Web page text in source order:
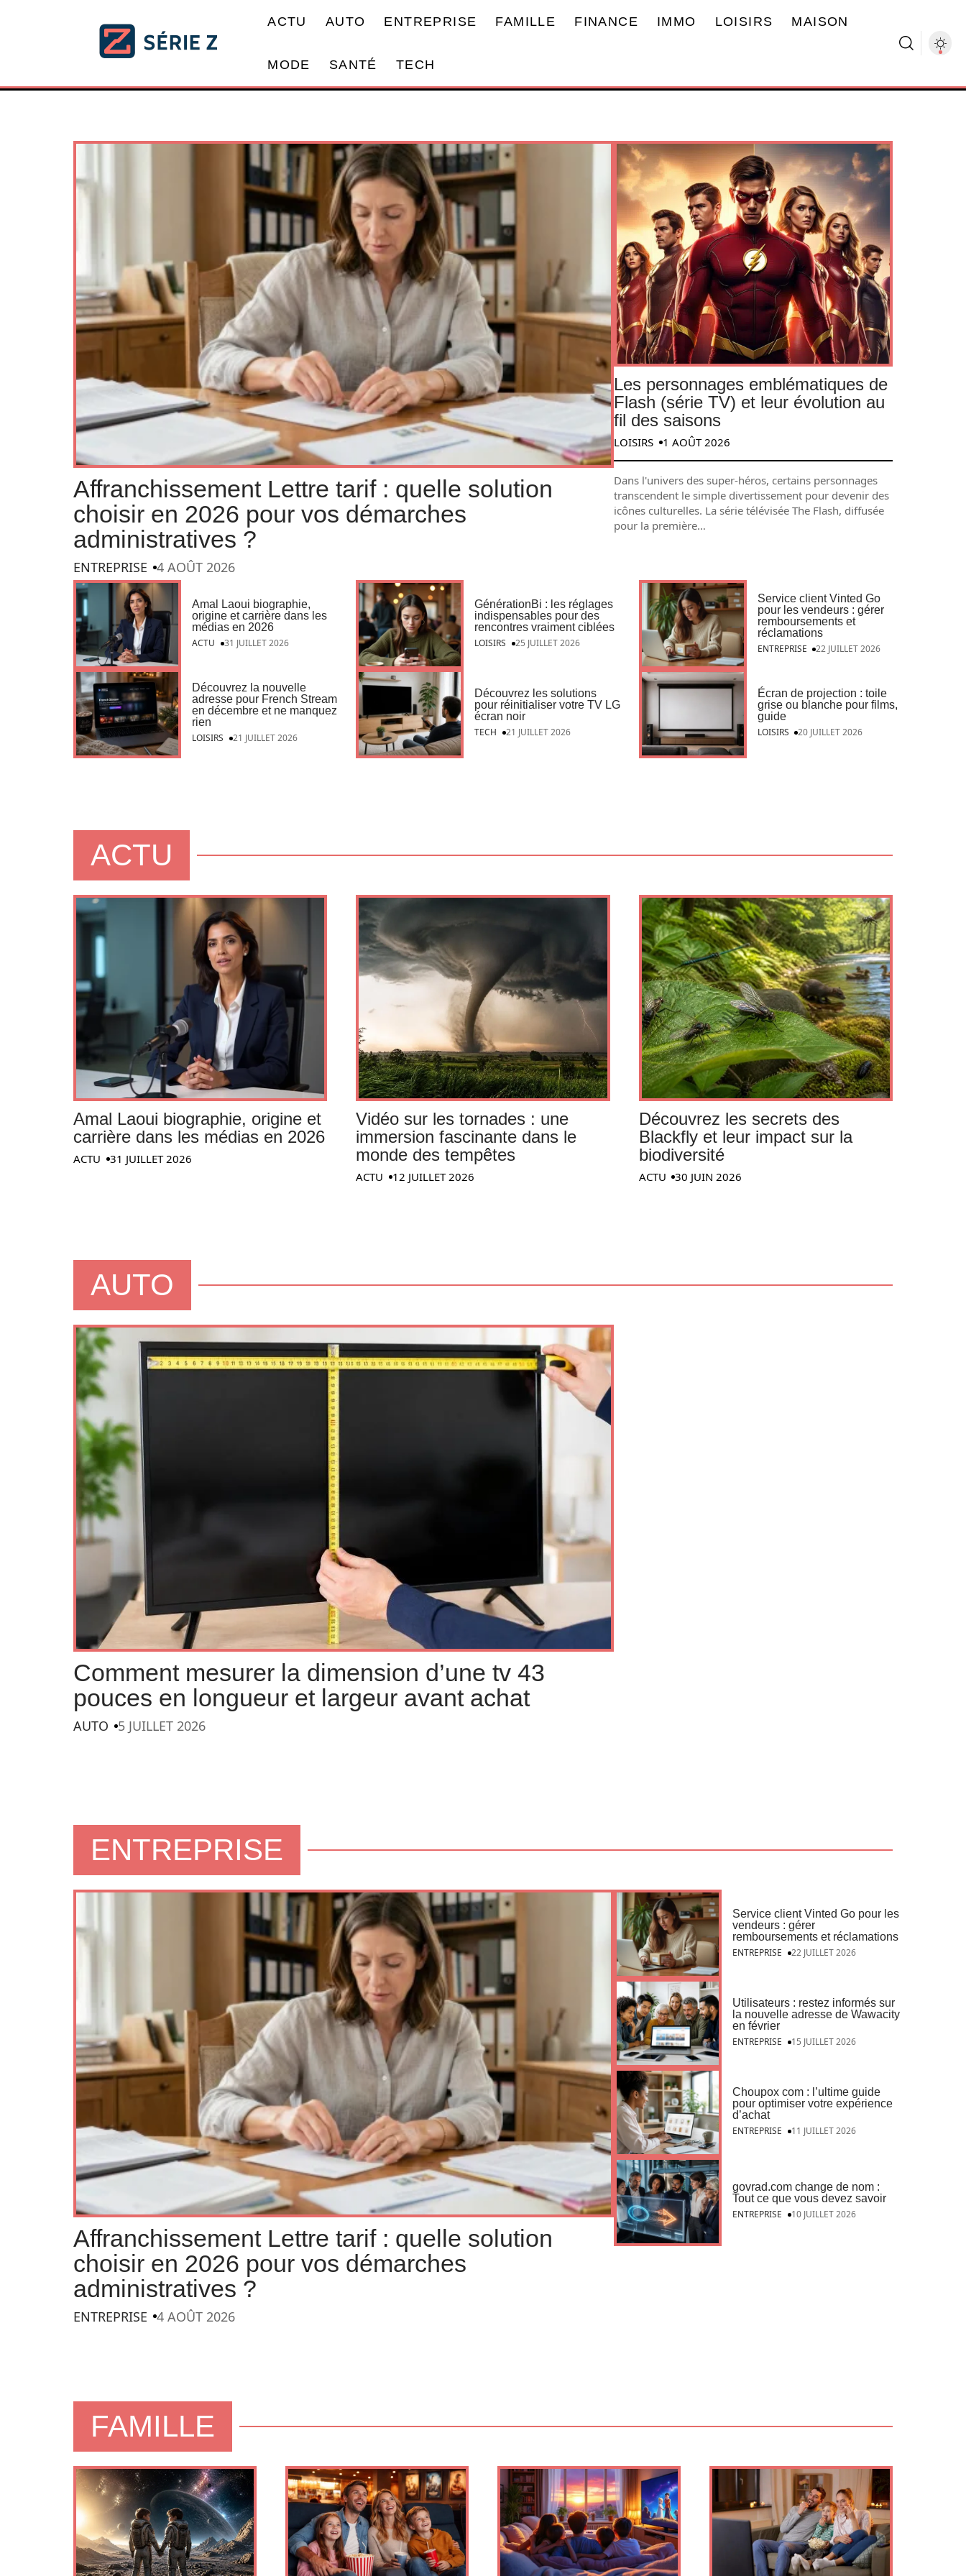
ACTU AUTO ENTREPRISE FAMILLE FINANCE IMMO LOISIRS MAISON
MODE SANTÉ TECH
Affranchissement Lettre tarif : quelle solution
choisir en 2026 pour vos démarches
administratives ?
ENTREPRISE 4 AOÛT 2026
Les personnages emblématiques de
Flash (série TV) et leur évolution au
fil des saisons
LOISIRS 1 AOÛT 2026
Dans l'univers des super-héros, certains personnages
transcendent le simple divertissement pour devenir des
icônes culturelles. La série télévisée The Flash, diffusée
pour la première…
Amal Laoui biographie,
origine et carrière dans les
médias en 2026
ACTU
31 JUILLET 2026
GénérationBi : les réglages
indispensables pour des
rencontres vraiment ciblées
LOISIRS
25 JUILLET 2026
Service client Vinted Go
pour les vendeurs : gérer
remboursements et
réclamations
ENTREPRISE
22 JUILLET 2026
Découvrez la nouvelle
adresse pour French Stream
en décembre et ne manquez
rien
LOISIRS
21 JUILLET 2026
Découvrez les solutions
pour réinitialiser votre TV LG
écran noir
TECH
21 JUILLET 2026
Écran de projection : toile
grise ou blanche pour films,
guide
LOISIRS
20 JUILLET 2026
ACTU
Amal Laoui biographie, origine et
carrière dans les médias en 2026
ACTU 31 JUILLET 2026
Vidéo sur les tornades : une
immersion fascinante dans le
monde des tempêtes
ACTU 12 JUILLET 2026
Découvrez les secrets des
Blackfly et leur impact sur la
biodiversité
ACTU 30 JUIN 2026
AUTO
Comment mesurer la dimension d’une tv 43
pouces en longueur et largeur avant achat
AUTO 5 JUILLET 2026
ENTREPRISE
Affranchissement Lettre tarif : quelle solution
choisir en 2026 pour vos démarches
administratives ?
ENTREPRISE 4 AOÛT 2026
Service client Vinted Go pour les
vendeurs : gérer
remboursements et réclamations
ENTREPRISE
22 JUILLET 2026
Utilisateurs : restez informés sur
la nouvelle adresse de Wawacity
en février
ENTREPRISE
15 JUILLET 2026
Choupox com : l’ultime guide
pour optimiser votre expérience
d’achat
ENTREPRISE
11 JUILLET 2026
govrad.com change de nom :
Tout ce que vous devez savoir
ENTREPRISE
10 JUILLET 2026
FAMILLE